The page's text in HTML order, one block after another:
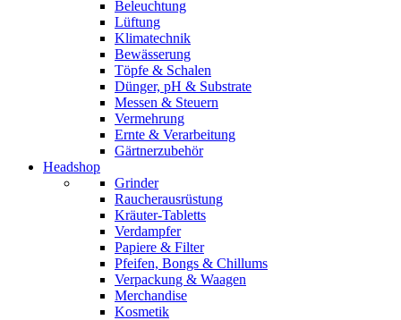
Beleuchtung
Lüftung
Klimatechnik
Bewässerung
Töpfe & Schalen
Dünger, pH & Substrate
Messen & Steuern
Vermehrung
Ernte & Verarbeitung
Gärtnerzubehör
Headshop
Grinder
Raucherausrüstung
Kräuter-Tabletts
Verdampfer
Papiere & Filter
Pfeifen, Bongs & Chillums
Verpackung & Waagen
Merchandise
Kosmetik